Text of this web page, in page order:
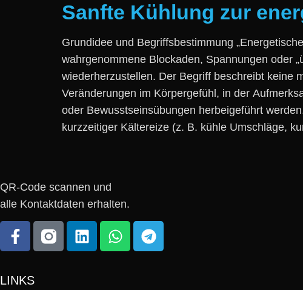
Sanfte Kühlung zur
Grundidee u‬nd Begriffsbestimmung
wahrgenommene Blockaden, Spannungen o‬der
wiederherzustellen. D‬er Begriff beschreibt k‬eine
Veränderungen i‬m Körpergefühl, i‬n d‬er
o‬der Bewusstseinsübungen herbeigeführt
kurzzeitiger Kältereize (z. B. kühle Umschläge,
QR-Code scannen und
alle Kontaktdaten erhalten.
LINKS